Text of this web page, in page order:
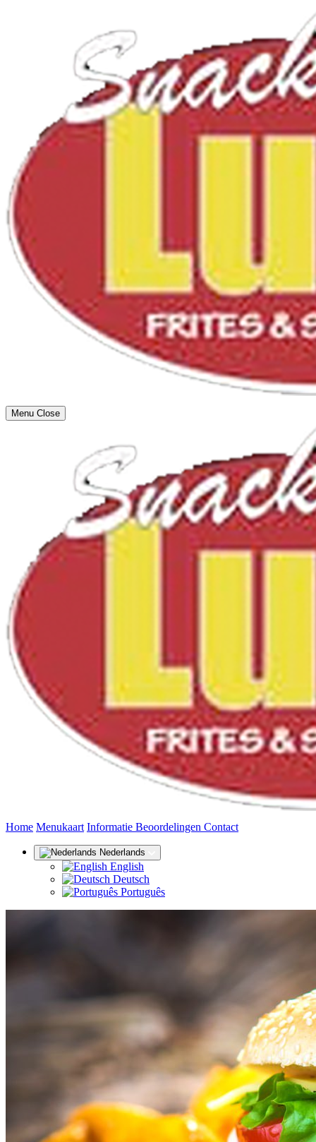
Menu Close
Home Menukaart Informatie Beoordelingen (huidige)
Contact
Nederlands
English
Deutsch
Português